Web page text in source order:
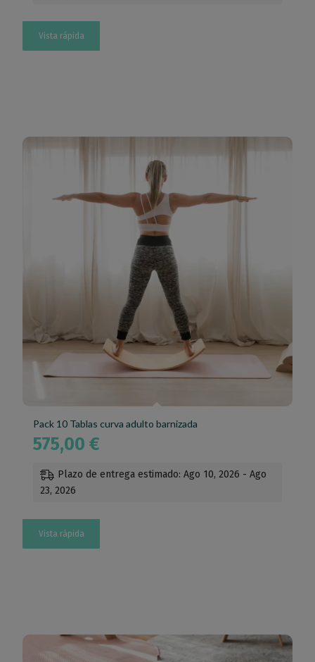
Vista rápida
Pack 10 Tablas curva adulto barnizada
575,00€
Plazo de entrega estimado: Ago 10, 2026 - Ago
23, 2026
Vista rápida